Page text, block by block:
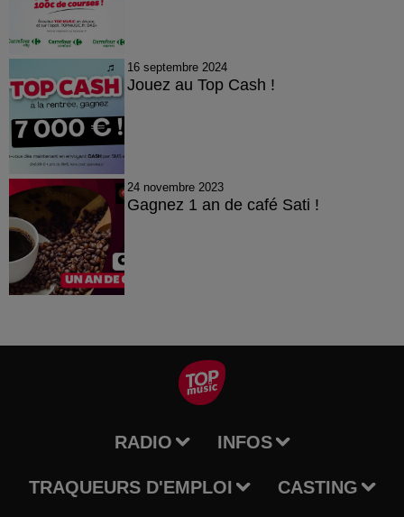
16 septembre 2024
Jouez au Top Cash !
24 novembre 2023
Gagnez 1 an de café Sati !
RADIO INFOS
TRAQUEURS D'EMPLOI CASTING